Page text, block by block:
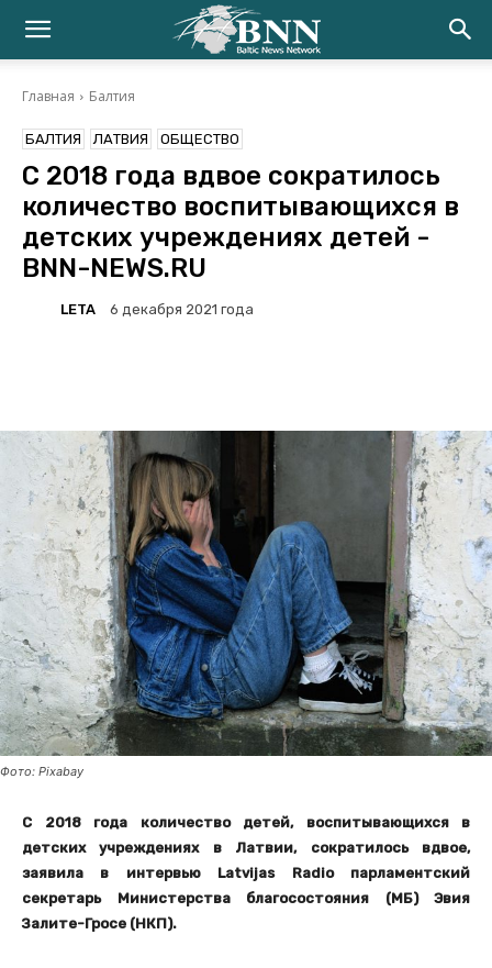
Главная Балтия
БАЛТИЯ ЛАТВИЯ ОБЩЕСТВО
C 2018 года вдвое сократилось
количество воспитывающихся в
детских учреждениях детей -
BNN-NEWS.RU
LETA 6 декабря 2021 года
Фото: Pixabay
С 2018 года количество детей, воспитывающихся в
детских учреждениях в Латвии, сократилось вдвое,
заявила в интервью Latvijas Radio парламентский
секретарь Министерства благосостояния (МБ) Эвия
Залите-Гросе (НКП).